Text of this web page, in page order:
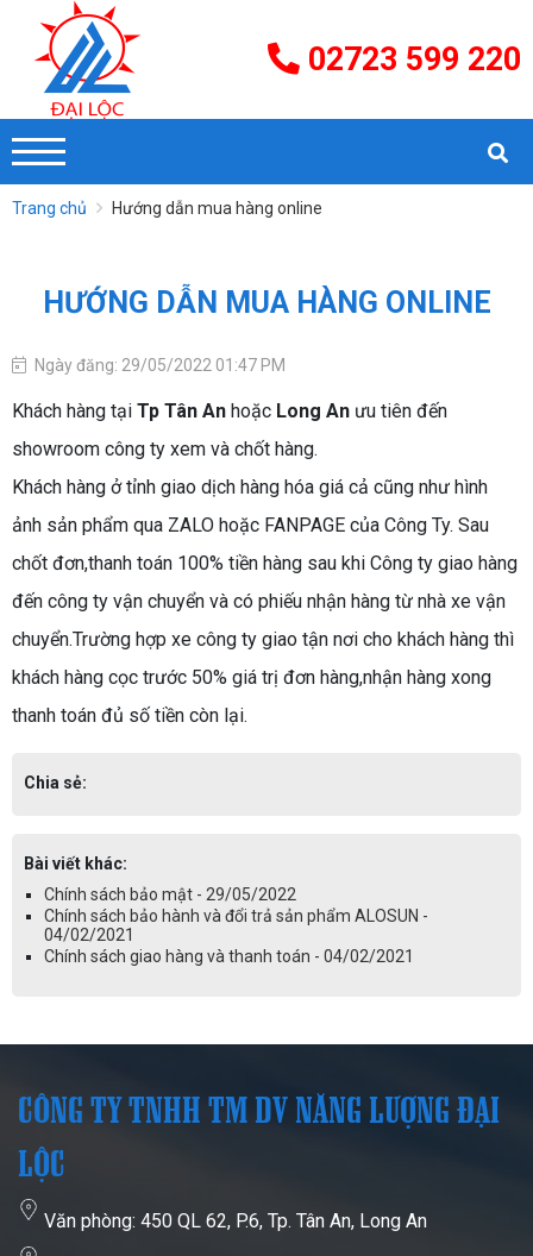
02723 599 220
Trang chủ Hướng dẫn mua hàng online
HƯỚNG DẪN MUA HÀNG ONLINE
Ngày đăng: 29/05/2022 01:47 PM
Khách hàng tại Tp Tân An hoặc Long An ưu tiên đến
showroom công ty xem và chốt hàng.
Khách hàng ở tỉnh giao dịch hàng hóa giá cả cũng như hình
ảnh sản phẩm qua ZALO hoặc FANPAGE của Công Ty. Sau
chốt đơn,thanh toán 100% tiền hàng sau khi Công ty giao hàng
đến công ty vận chuyển và có phiếu nhận hàng từ nhà xe vận
chuyển.Trường hợp xe công ty giao tận nơi cho khách hàng thì
khách hàng cọc trước 50% giá trị đơn hàng,nhận hàng xong
thanh toán đủ số tiền còn lại.
Chia sẻ:
Bài viết khác:
Chính sách bảo mật - 29/05/2022
Chính sách bảo hành và đổi trả sản phẩm ALOSUN -
04/02/2021
Chính sách giao hàng và thanh toán - 04/02/2021
CÔNG TY TNHH TM DV NĂNG LƯỢNG ĐẠI
LỘC
Văn phòng: 450 QL 62, P.6, Tp. Tân An, Long An